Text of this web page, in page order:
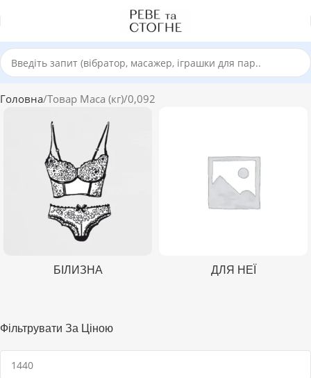
Головна Товар Маса (кг) 0,092
БІЛИЗНА ДЛЯ НЕЇ
Фільтрувати За Ціною